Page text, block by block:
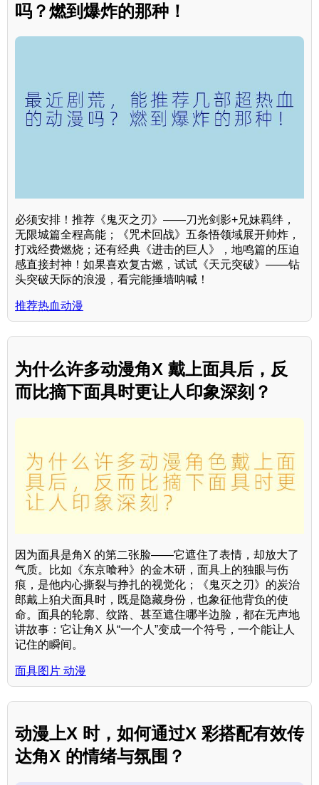
吗？燃到爆炸的那种！
必须安排！推荐《鬼灭之刃》——刀光剑影+兄妹羁绊，
无限城篇全程高能；《咒术回战》五条悟领域展开帅炸，
打戏经费燃烧；还有经典《进击的巨人》，地鸣篇的压迫
感直接封神！如果喜欢复古燃，试试《天元突破》——钻
头突破天际的浪漫，看完能捶墙呐喊！
推荐热血动漫
为什么许多动漫角X 戴上面具后，反
而比摘下面具时更让人印象深刻？
因为面具是角X 的第二张脸——它遮住了表情，却放大了
气质。比如《东京喰种》的金木研，面具上的独眼与伤
痕，是他内心撕裂与挣扎的视觉化；《鬼灭之刃》的炭治
郎戴上狛犬面具时，既是隐藏身份，也象征他背负的使
命。面具的轮廓、纹路、甚至遮住哪半边脸，都在无声地
讲故事：它让角X 从“一个人”变成一个符号，一个能让人
记住的瞬间。
面具图片 动漫
动漫上X 时，如何通过X 彩搭配有效传
达角X 的情绪与氛围？